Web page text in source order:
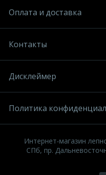
Оплата и доставка
Контакты
Дисклеймер
Политика
Интернет-магазин
СПб, пр.